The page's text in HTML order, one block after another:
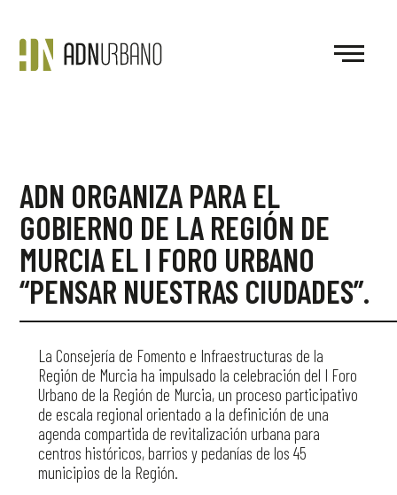
ADN ORGANIZA PARA EL
GOBIERNO DE LA REGIÓN DE
MURCIA EL I FORO URBANO
“PENSAR NUESTRAS CIUDADES”.
La Consejería de Fomento e Infraestructuras de la
Región de Murcia ha impulsado la celebración del I Foro
Urbano de la Región de Murcia, un proceso participativo
de escala regional orientado a la definición de una
agenda compartida de revitalización urbana para
centros históricos, barrios y pedanías de los 45
municipios de la Región.